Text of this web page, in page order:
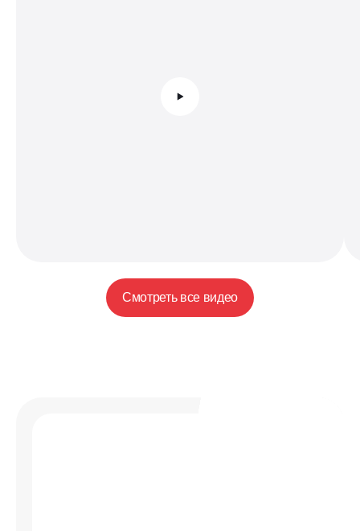
Смотреть все видео